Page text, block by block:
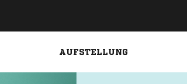
AUFSTELLUNG